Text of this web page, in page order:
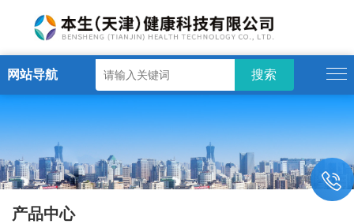
网站导航
产品中心